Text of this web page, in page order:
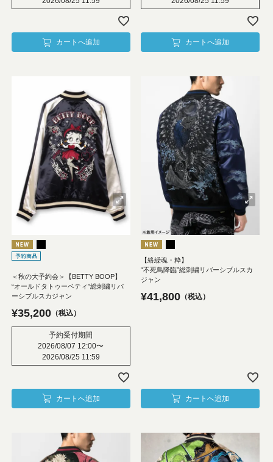
カートへ追加 カートへ追加
＜秋の大予約会＞【BETTY BOOP】
“オールドタトゥーベティ”総刺繍リバ
ーシブルスカジャン
¥35,200 税込
予約受付期間
2026/08/07 12:00〜
2026/08/25 11:59
カートへ追加
【絡繰魂・粋】
“不死鳥降臨”総刺繍リバーシブルスカ
ジャン
¥41,800 税込
カートへ追加